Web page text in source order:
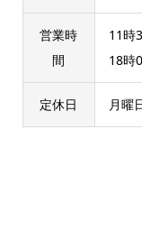
営業時
間
11時
18時
定休日 月曜